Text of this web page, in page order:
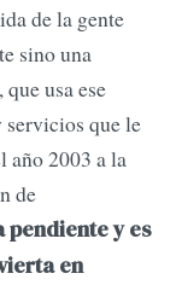
de la gente
sino una
usa ese
que le
año 2003 a la
de
pendiente y es
en